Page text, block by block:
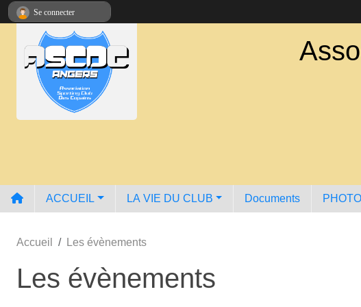
ACCUEIL LA VIE DU CLUB Documents
Accueil Les évènements
Les évènements
Se connecter
Panneau de gestion des cookies